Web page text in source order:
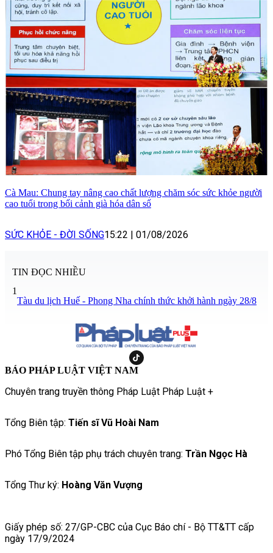
Cà Mau: Chung tay nâng cao chất lượng chăm sóc sức khỏe người
cao tuổi trong bối cảnh già hóa dân số
SỨC KHỎE - ĐỜI SỐNG15:22 01/08/2026
TIN ĐỌC NHIỀU
1
Tàu du lịch Huế - Phong Nha chính thức khởi hành ngày 28/8
BÁO PHÁP LUẬT VIỆT NAM
Chuyên trang truyền thông Pháp Luật Pháp Luật +
Tổng Biên tập: Tiến sĩ Vũ Hoài Nam
Phó Tổng Biên tập phụ trách chuyên trang: Trần Ngọc Hà
Tổng Thư ký: Hoàng Văn Vượng
Giấy phép số: 27/GP-CBC của Cục Báo chí - Bộ TT&TT cấp
ngày 17/9/2024